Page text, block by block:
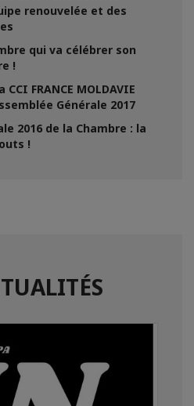
renouvelée et des
qui va célébrer son
!
FRANCE MOLDAVIE
Générale 2017
2016 de la Chambre : la
!